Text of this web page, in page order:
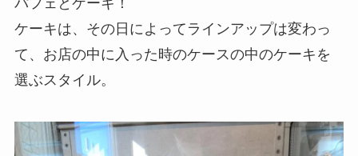
パフェとケーキ！
ケーキは、その日によってラインアップは変わっ
て、お店の中に入った時のケースの中のケーキを
選ぶスタイル。